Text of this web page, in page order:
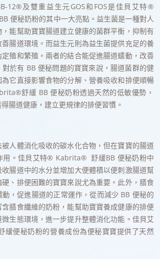
12®及雙重益生元GOS和FOS是佳貝艾特®
便秘奶粉的其中一大亮點。益生菌是一種對人
能幫助寶寶腸道建立健康的菌群平衡，抑制有
腸道環境。而益生元則為益生菌提供充足的養
殖和繁殖。兩者的結合能促進腸道蠕動，改善
於有 BB 便秘問題的寶寶來說，腸道菌群的健
它直接影響食物的分解、營養吸收和排便順暢
舒緩 BB 便秘奶粉透過天然的低敏優勢，
腸道健康，建立更規律的排便習慣。
人體消化吸收的碳水化合物，但在寶寶的腸道
用。佳貝艾特® Kabrita® 舒緩BB 便秘奶粉中
腸道中的水分並增加大便體積以便刺激腸道幫
、排便困難的寶寶來說尤為重要。此外，膳食
，促進腸道的正常運作，從而減少 BB 便秘的
膳食纖維的奶粉，能幫助寶寶養成健康的排便
生態環境，進一步提升整體消化功能。佳貝艾
便秘奶粉的營養成份為便秘寶寶提供了天然